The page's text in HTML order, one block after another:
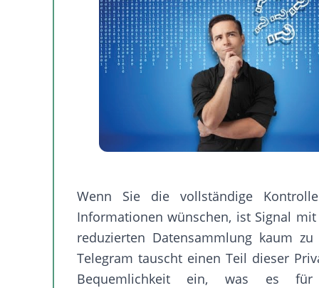
Wenn Sie die vollständige
Informationen wünschen, ist Signal
reduzierten Datensammlung kaum
Telegram tauscht einen Teil dieser
Bequemlichkeit ein, was es für